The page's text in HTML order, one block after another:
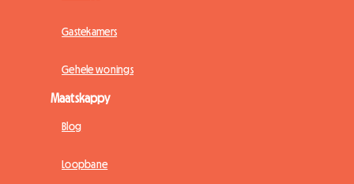
Gastekamers
Gehele wonings
Maatskappy
Blog
Loopbane